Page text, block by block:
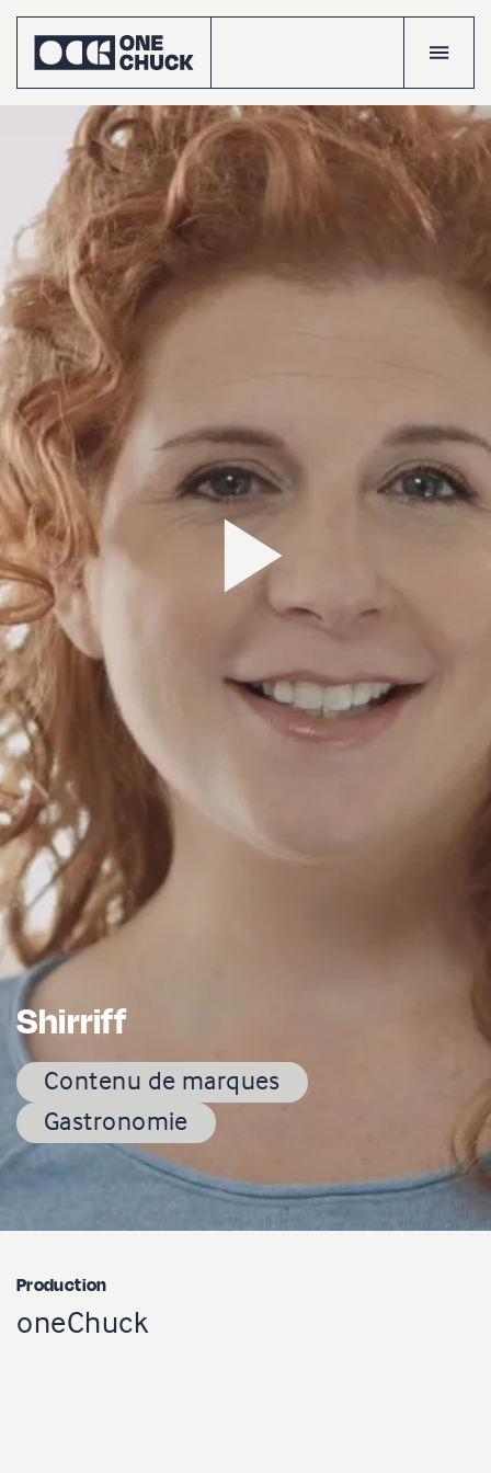
Accueil
Le
crew
Shirriff
Contenu de marques
Gastronomie
Production
oneChuck